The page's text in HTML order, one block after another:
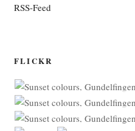
RSS-Feed
FLICKR